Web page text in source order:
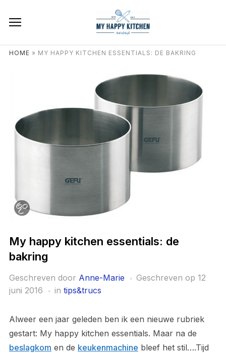
HOME » MY HAPPY KITCHEN ESSENTIALS: DE BAKRING
My happy kitchen essentials: de
bakring
Geschreven door Anne-Marie Geschreven op 12
juni 2016
in tips&trucs
Alweer een jaar geleden ben ik een nieuwe rubriek
gestart: My happy kitchen essentials. Maar na de
beslagkom en de keukenmachine bleef het stil….Tijd